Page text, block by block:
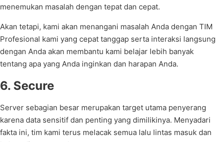
menemukan masalah dengan tepat dan cepat.
Akan tetapi, kami akan menangani masalah Anda dengan TIM
Profesional kami yang cepat tanggap serta interaksi langsung
dengan Anda akan membantu kami belajar lebih banyak
tentang apa yang Anda inginkan dan harapan Anda.
6. Secure
Server sebagian besar merupakan target utama penyerang
karena data sensitif dan penting yang dimilikinya. Menyadari
fakta ini, tim kami terus melacak semua lalu lintas masuk dan